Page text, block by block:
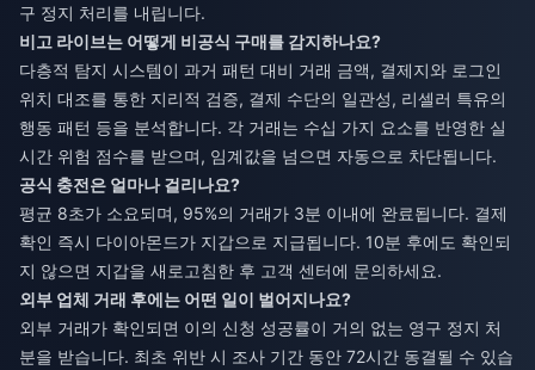
구 정지 처리를 내립니다.
비고 라이브는 어떻게 비공식 구매를 감지하나요?
다층적 탐지 시스템이 과거 패턴 대비 거래 금액, 결제지와 로그인
위치 대조를 통한 지리적 검증, 결제 수단의 일관성, 리셀러 특유의
행동 패턴 등을 분석합니다. 각 거래는 수십 가지 요소를 반영한 실
시간 위험 점수를 받으며, 임계값을 넘으면 자동으로 차단됩니다.
공식 충전은 얼마나 걸리나요?
평균 8초가 소요되며, 95%의 거래가 3분 이내에 완료됩니다. 결제
확인 즉시 다이아몬드가 지갑으로 지급됩니다. 10분 후에도 확인되
지 않으면 지갑을 새로고침한 후 고객 센터에 문의하세요.
외부 업체 거래 후에는 어떤 일이 벌어지나요?
외부 거래가 확인되면 이의 신청 성공률이 거의 없는 영구 정지 처
분을 받습니다. 최초 위반 시 조사 기간 동안 72시간 동결될 수 있습